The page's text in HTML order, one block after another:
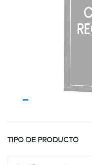
TIPO DE PRODUCTO